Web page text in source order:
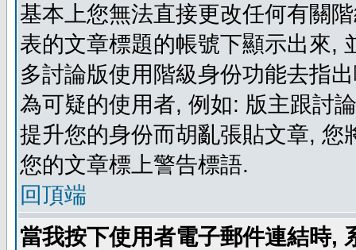
基本上您無法直接更改任何有關
表的文章標題的帳號下顯示出來,
多討論版使用階級身份功能去指
為可疑的使用者, 例如: 版主跟討
提升您的身份而胡亂張貼文章,
您的文章標上警告標語.
回頂端
當我按下使用者電子郵件連結時,